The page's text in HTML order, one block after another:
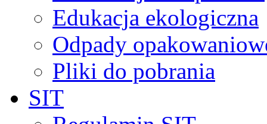
Edukacja ekologiczna
Odpady
Pliki do pobrania
SIT